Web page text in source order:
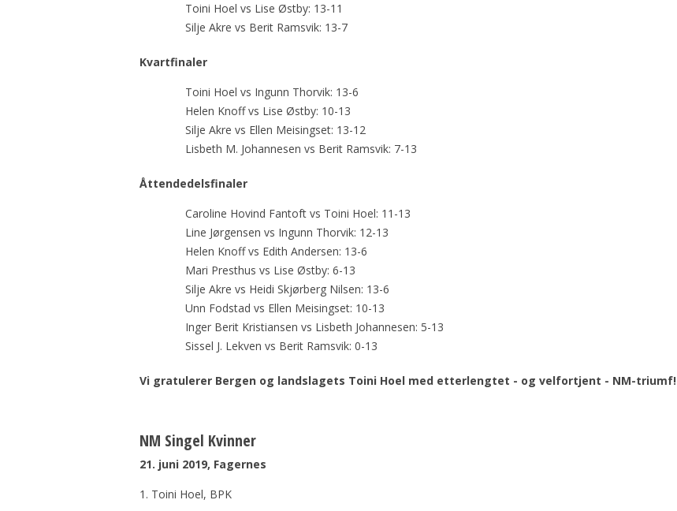
Toini Hoel vs Lise Østby: 13-11
Silje Akre vs Berit Ramsvik: 13-7
Kvartfinaler
Toini Hoel vs Ingunn Thorvik: 13-6
Helen Knoff vs Lise Østby: 10-13
Silje Akre vs Ellen Meisingset: 13-12
Lisbeth M. Johannesen vs Berit Ramsvik: 7-13
Åttendedelsfinaler
Caroline Hovind Fantoft vs Toini Hoel: 11-13
Line Jørgensen vs Ingunn Thorvik: 12-13
Helen Knoff vs Edith Andersen: 13-6
Mari Presthus vs Lise Østby: 6-13
Silje Akre vs Heidi Skjørberg Nilsen: 13-6
Unn Fodstad vs Ellen Meisingset: 10-13
Inger Berit Kristiansen vs Lisbeth Johannesen: 5-13
Sissel J. Lekven vs Berit Ramsvik: 0-13
Vi gratulerer Bergen og landslagets Toini Hoel med etterlengtet - og velfortjent - NM-triumf!
NM Singel Kvinner
21. juni 2019, Fagernes
1. Toini Hoel, BPK